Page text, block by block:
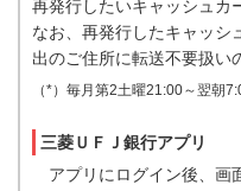
再発行したいキャッシュカ
なお、再発行したキャッシ
出のご住所に転送不要扱い
（*）毎月第2土曜21:00～翌朝
三菱ＵＦＪ銀行アプリ
アプリにログイン後、画